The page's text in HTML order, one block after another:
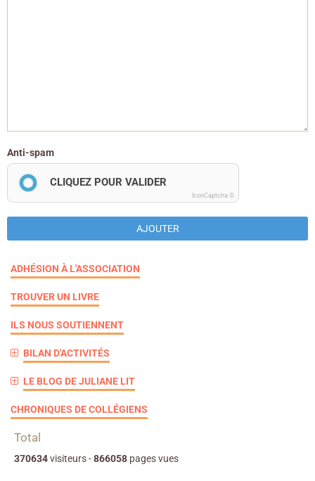
Anti-spam
CLIQUEZ POUR VALIDER
IconCaptcha ©
AJOUTER
ADHÉSION À L'ASSOCIATION
TROUVER UN LIVRE
ILS NOUS SOUTIENNENT
BILAN D'ACTIVITÉS
LE BLOG DE JULIANE LIT
CHRONIQUES DE COLLÉGIENS
Total
370634visiteurs -866058 pages vues